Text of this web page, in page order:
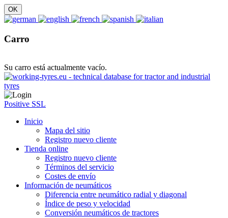
Carro
Su carro está actualmente vacío.
Positive SSL
Inicio
Mapa del sitio
Registro nuevo cliente
Tienda online
Registro nuevo cliente
Términos del servicio
Costes de envío
Información de neumáticos
Diferencia entre neumático radial y diagonal
Índice de peso y velocidad
Conversión neumáticos de tractores